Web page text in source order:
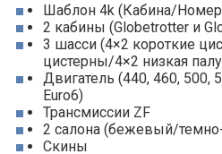
Шаблон 4k (Кабина/
2 кабины (Globetrotter и
3 шасси (4×2 короткие
цистерны/4×2 низкая
Двигатель (440, 460, 500,
Euro6)
Трансмиссии ZF
2 салона (бежевый/
Скины